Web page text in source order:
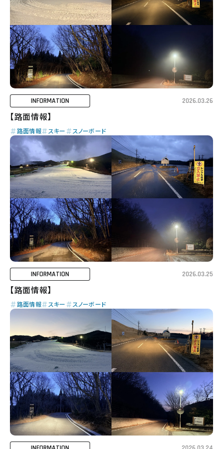
INFORMATION 2026.03.26
【路面情報】
路面情報 スキー スノーボード
INFORMATION 2026.03.25
【路面情報】
路面情報 スキー スノーボード